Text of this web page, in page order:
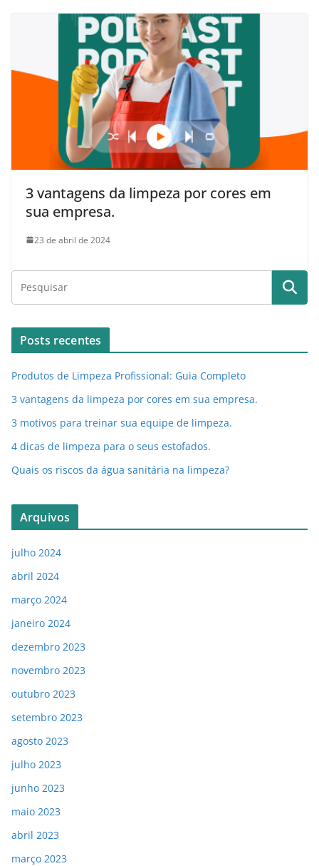
3 vantagens da limpeza por cores em
sua empresa.
23 de abril de 2024
Posts recentes
Produtos de Limpeza Profissional: Guia Completo
3 vantagens da limpeza por cores em sua empresa.
3 motivos para treinar sua equipe de limpeza.
4 dicas de limpeza para o seus estofados.
Quais os riscos da água sanitária na limpeza?
Arquivos
julho 2024
abril 2024
março 2024
janeiro 2024
dezembro 2023
novembro 2023
outubro 2023
setembro 2023
agosto 2023
julho 2023
junho 2023
maio 2023
abril 2023
março 2023